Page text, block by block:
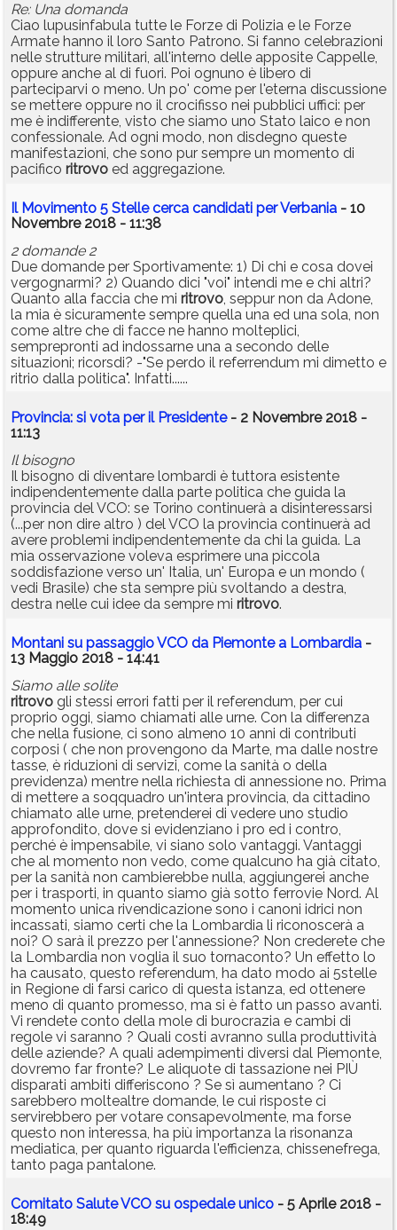
Re: Una domanda
Ciao lupusinfabula tutte le Forze di Polizia e le Forze
Armate hanno il loro Santo Patrono. Si fanno celebrazioni
nelle strutture militari, all'interno delle apposite Cappelle,
oppure anche al di fuori. Poi ognuno è libero di
parteciparvi o meno. Un po' come per l'eterna discussione
se mettere oppure no il crocifisso nei pubblici uffici: per
me è indifferente, visto che siamo uno Stato laico e non
confessionale. Ad ogni modo, non disdegno queste
manifestazioni, che sono pur sempre un momento di
pacifico ritrovo ed aggregazione.
Il Movimento 5 Stelle cerca candidati per Verbania - 10
Novembre 2018 - 11:38
2 domande 2
Due domande per Sportivamente: 1) Di chi e cosa dovei
vergognarmi? 2) Quando dici "voi" intendi me e chi altri?
Quanto alla faccia che mi ritrovo, seppur non da Adone,
la mia è sicuramente sempre quella una ed una sola, non
come altre che di facce ne hanno molteplici,
semprepronti ad indossarne una a secondo delle
situazioni; ricorsdi? -"Se perdo il referrendum mi dimetto e
ritrio dalla politica". Infatti......
Provincia: si vota per il Presidente- 2 Novembre 2018 -
11:13
Il bisogno
Il bisogno di diventare lombardi è tuttora esistente
indipendentemente dalla parte politica che guida la
provincia del VCO: se Torino continuerà a disinteressarsi
(...per non dire altro ) del VCO la provincia continuerà ad
avere problemi indipendentemente da chi la guida. La
mia osservazione voleva esprimere una piccola
soddisfazione verso un' Italia, un' Europa e un mondo (
vedi Brasile) che sta sempre più svoltando a destra,
destra nelle cui idee da sempre mi ritrovo.
Montani su passaggio VCO da Piemonte a Lombardia -
13 Maggio 2018 - 14:41
Siamo alle solite
ritrovo gli stessi errori fatti per il referendum, per cui
proprio oggi, siamo chiamati alle urne. Con la differenza
che nella fusione, ci sono almeno 10 anni di contributi
corposi ( che non provengono da Marte, ma dalle nostre
tasse, è riduzioni di servizi, come la sanità o della
previdenza) mentre nella richiesta di annessione no. Prima
di mettere a soqquadro un'intera provincia, da cittadino
chiamato alle urne, pretenderei di vedere uno studio
approfondito, dove si evidenziano i pro ed i contro,
perché è impensabile, vi siano solo vantaggi. Vantaggi
che al momento non vedo, come qualcuno ha già citato,
per la sanità non cambierebbe nulla, aggiungerei anche
per i trasporti, in quanto siamo già sotto ferrovie Nord. Al
momento unica rivendicazione sono i canoni idrici non
incassati, siamo certi che la Lombardia li riconoscerà a
noi? O sarà il prezzo per l'annessione? Non crederete che
la Lombardia non voglia il suo tornaconto? Un effetto lo
ha causato, questo referendum, ha dato modo ai 5stelle
in Regione di farsi carico di questa istanza, ed ottenere
meno di quanto promesso, ma si è fatto un passo avanti.
Vi rendete conto della mole di burocrazia e cambi di
regole vi saranno ? Quali costi avranno sulla produttività
delle aziende? A quali adempimenti diversi dal Piemonte,
dovremo far fronte? Le aliquote di tassazione nei PIÙ
disparati ambiti differiscono ? Se sì aumentano ? Ci
sarebbero moltealtre domande, le cui risposte ci
servirebbero per votare consapevolmente, ma forse
questo non interessa, ha più importanza la risonanza
mediatica, per quanto riguarda l'efficienza, chissenefrega,
tanto paga pantalone.
Comitato Salute VCO su ospedale unico - 5 Aprile 2018 -
18:49